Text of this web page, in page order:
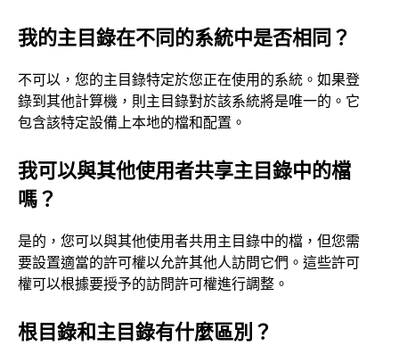
我的主目錄在不同的系統中是否相同？
不可以，您的主目錄特定於您正在使用的系統。如果登
錄到其他計算機，則主目錄對於該系統將是唯一的。它
包含該特定設備上本地的檔和配置。
我可以與其他使用者共享主目錄中的檔
嗎？
是的，您可以與其他使用者共用主目錄中的檔，但您需
要設置適當的許可權以允許其他人訪問它們。這些許可
權可以根據要授予的訪問許可權進行調整。
根目錄和主目錄有什麼區別？